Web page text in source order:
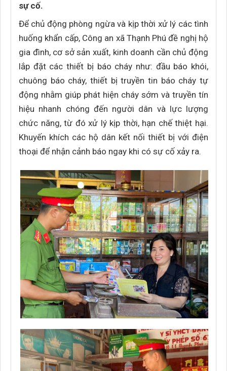
sự cố.
Để chủ động phòng ngừa và kịp thời xử lý các tình
huống khẩn cấp, Công an xã Thạnh Phú đề nghị hộ
gia đình, cơ sở sản xuất, kinh doanh cần chủ động
lắp đặt các thiết bị báo cháy như: đầu báo khói,
chuông báo cháy, thiết bị truyền tin báo cháy tự
động nhằm giúp phát hiện cháy sớm và truyền tín
hiệu nhanh chóng đến người dân và lực lượng
chức năng, từ đó xử lý kịp thời, hạn chế thiệt hại.
Khuyến khích các hộ dân kết nối thiết bị với điện
thoại để nhận cảnh báo ngay khi có sự cố xảy ra.